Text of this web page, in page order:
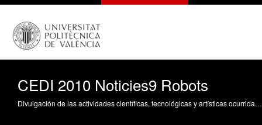
CEDI 2010 Noticies9 Robots
Divulgación de las actividades científicas, tecnológicas y artísticas ocurridas en los tres campus de la UPV